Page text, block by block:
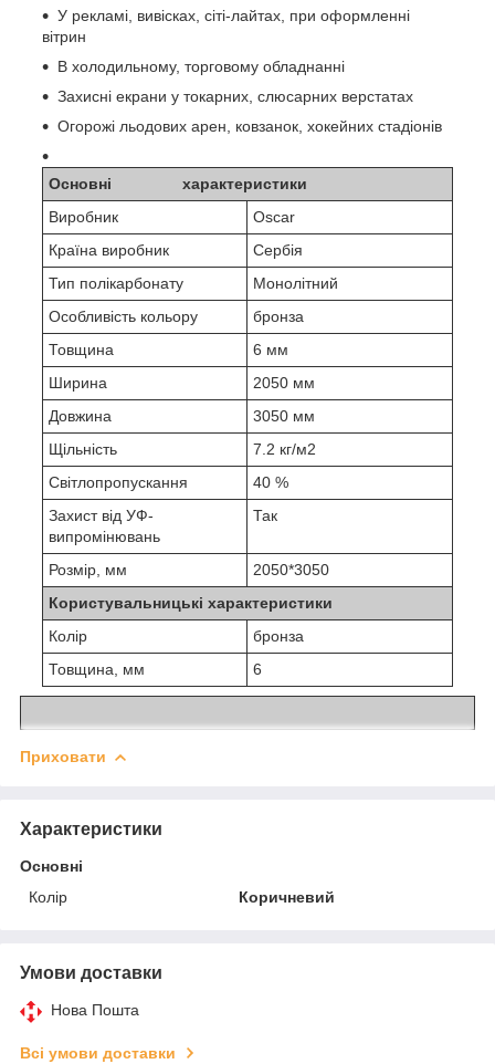
У рекламі, вивісках, сіті-лайтах, при оформленні
вітрин
В холодильному, торговому обладнанні
Захисні екрани у токарних, слюсарних верстатах
Огорожі льодових арен, ковзанок, хокейних стадіонів
Основні характеристики
Виробник
Oscar
Країна виробник
Сербія
Тип полікарбонату
Монолітний
Особливість кольору
бронза
Товщина
6 мм
Ширина
2050 мм
Довжина
3050 мм
Щільність
7.2 кг/м2
Світлопропускання
40 %
Захист від УФ-
випромінювань
Так
Розмір, мм
2050*3050
Користувальницькі характеристики
Колір
бронза
Товщина, мм
6
Приховати
Характеристики
Основні
Колір
Коричневий
Умови доставки
Нова Пошта
Всі умови доставки